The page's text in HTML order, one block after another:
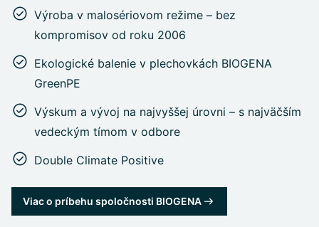
Výroba v malosériovom režime – bez
kompromisov od roku 2006
Ekologické balenie v plechovkách BIOGENA
GreenPE
Výskum a vývoj na najvyššej úrovni – s najväčším
vedeckým tímom v odbore
Double Climate Positive
Viac o príbehu spoločnosti BIOGENA